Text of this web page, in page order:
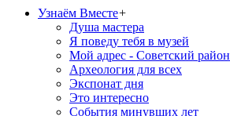
Узнаём Вместе+
Душа мастера
Я поведу тебя в музей
Мой адрес - Советский район
Археология для всех
Экспонат дня
Это интересно
События минувших лет